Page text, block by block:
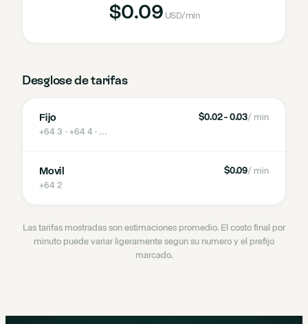
$0.09 USD/min
Desglose de tarifas
Fijo
+64 3 · +64 4 · …
$0.02 - 0.03/ min
Movil
+64 2
$0.09/ min
Las tarifas mostradas son estimaciones promedio. El costo final por
minuto puede variar ligeramente segun su numero y el prefijo
marcado.